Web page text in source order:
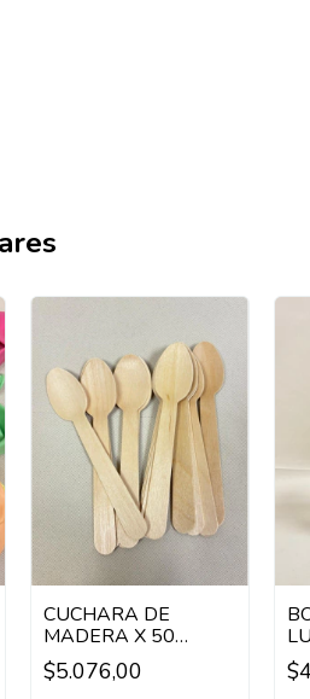
CUCHARA DE
MADERA X 50
UNIDADES
$5.076,00